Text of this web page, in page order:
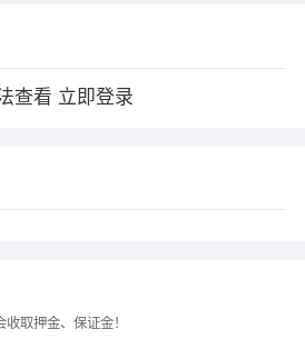
查看 立即登录
取押金、保证金！